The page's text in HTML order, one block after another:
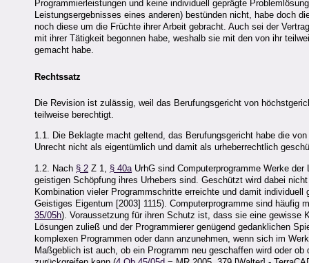
Programmierleistungen und keine individuell geprägte
Leistungsergebnisses eines anderen) bestünden nicht, habe doch
noch diese um die Früchte ihrer Arbeit gebracht. Auch sei der
mit ihrer Tätigkeit begonnen habe, weshalb sie mit den von ihr
gemacht habe.
Rechtssatz
Die Revision ist zulässig, weil das Berufungsgericht von
teilweise berechtigt.
1.1. Die Beklagte macht geltend, das Berufungsgericht habe die
Unrecht nicht als eigentümlich und damit als urheberrechtlich
1.2. Nach § 2 Z 1, § 40a UrhG sind Computerprogramme Werke
geistigen Schöpfung ihres Urhebers sind. Geschützt wird dabei
Kombination vieler Programmschritte erreichte und damit individuell
Geistiges Eigentum [2003] 1115). Computerprogramme sind häufig
35/05h). Voraussetzung für ihren Schutz ist, dass sie eine gewisse
Lösungen zuließ und der Programmierer genügend gedanklichen
komplexen Programmen oder dann anzunehmen, wenn sich im
Maßgeblich ist auch, ob ein Programm neu geschaffen wird oder